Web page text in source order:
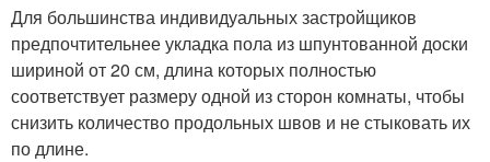
Для большинства индивидуальных застройщиков
предпочтительнее укладка пола из шпунтованной доски
шириной от 20 см, длина которых полностью
соответствует размеру одной из сторон комнаты, чтобы
снизить количество продольных швов и не стыковать их
по длине.